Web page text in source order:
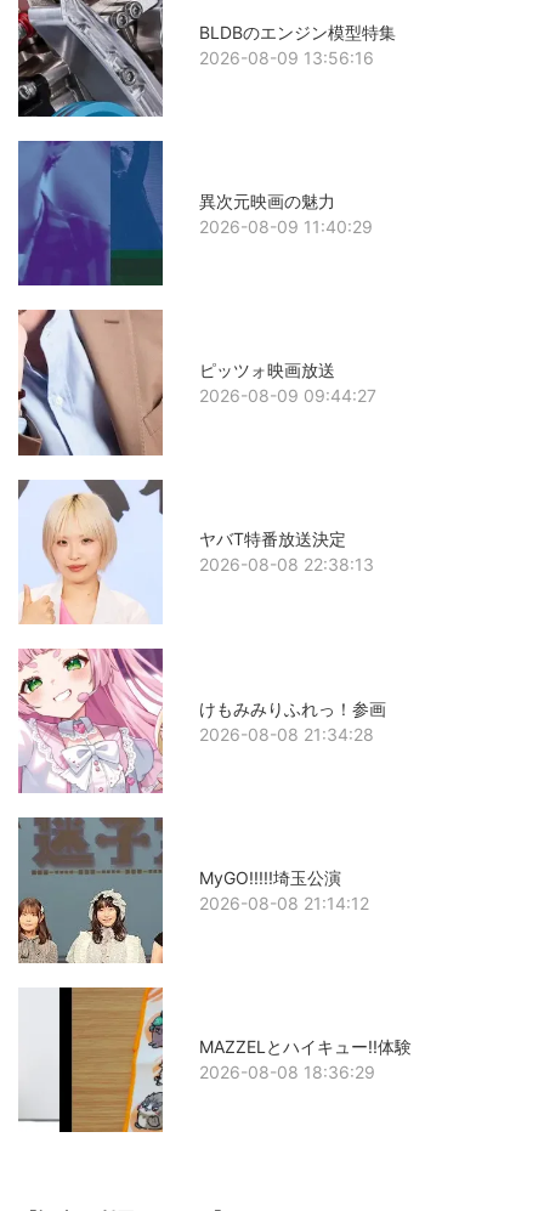
BLDBのエンジン模型特集
2026-08-09 13:56:16
異次元映画の魅力
2026-08-09 11:40:29
ピッツォ映画放送
2026-08-09 09:44:27
ヤバT特番放送決定
2026-08-08 22:38:13
けもみみりふれっ！参画
2026-08-08 21:34:28
MyGO!!!!!埼玉公演
2026-08-08 21:14:12
MAZZELとハイキュー!!体験
2026-08-08 18:36:29